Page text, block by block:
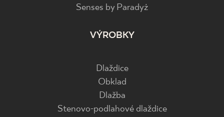
Senses by Paradyż
VÝROBKY
Dlaždice
Obklad
Dlažba
Stenovo-podlahové dlaždice